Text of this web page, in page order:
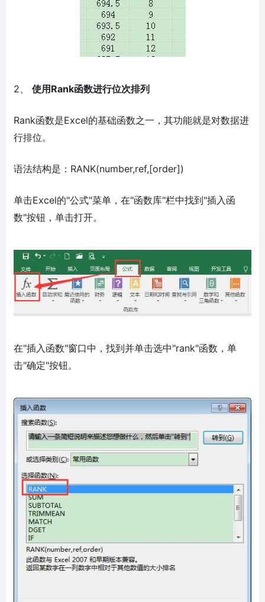
2、 使用Rank函数进行位次排列
Rank函数是Excel的基础函数之一，其功能就是对数据进
行排位。
语法结构是：RANK(number,ref,[order])
单击Excel的"公式"菜单，在"函数库"栏中找到"插入函
数"按钮，单击打开。
在"插入函数"窗口中，找到并单击选中"rank"函数，单
击"确定"按钮。